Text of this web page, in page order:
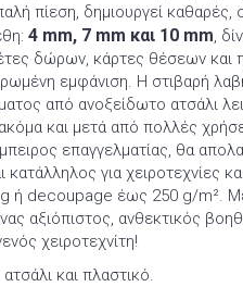
πίεση, δημιουργεί
4 mm, 7 mm και 10 mm,
δώρων, κάρτες θέσεων και
εμφάνιση. Η στιβαρή
από ανοξείδωτο ατσάλι
και μετά από πολλές
επαγγελματίας, θα
κατάλληλος για χειροτεχνίες
ή decoupage έως 250 g/m².
αξιόπιστος, ανθεκτικός
χειροτεχνίτη!
και πλαστικό.